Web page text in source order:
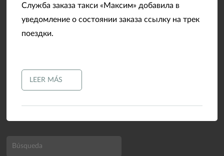
Служба заказа такси «Максим» добавила в
уведомление о состоянии заказа ссылку на трек
поездки.
LEER MÁS